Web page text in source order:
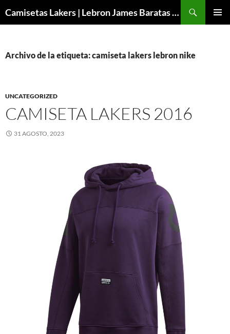
Camisetas Lakers | Lebron James Baratas 2024 – Micamisetanba
Archivo de la etiqueta: camiseta lakers lebron nike
UNCATEGORIZED
CAMISETA LAKERS 2016
31 AGOSTO, 2023